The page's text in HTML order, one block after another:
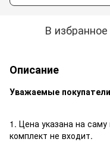
В избранное
Описание
Уважаемые
1. Цена указана на
комплект не входит.